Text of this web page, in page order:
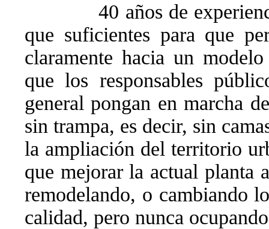
40 años de
que suficientes para que
claramente hacia un
que los responsables
general pongan en marcha
sin trampa, es decir, sin
la ampliación del territorio
que mejorar la actual planta
remodelando, o cambiando
calidad, pero nunca